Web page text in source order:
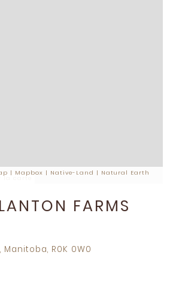
la carte
| Mapbox | Native-Land | Natural Earth
FARMS
Manitoba, R0K 0W0